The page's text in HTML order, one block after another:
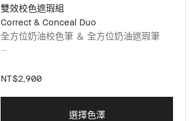
雙效校色遮瑕組
Correct & Conceal Duo
全方位奶油校色筆 ＆ 全方位奶油遮瑕筆
色號。
NT$2,900
選擇色澤